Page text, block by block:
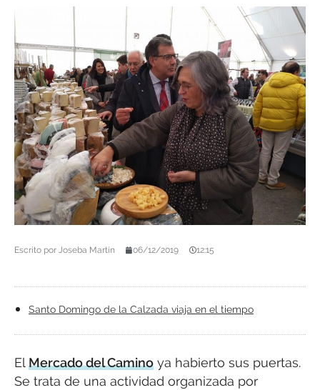
Escrito por Joseba Martín 06/12/2019 12:15
Santo Domingo de la Calzada viaja en el tiempo
ElMercado del Camino ya habierto sus puertas.
Se trata de una actividad organizada por